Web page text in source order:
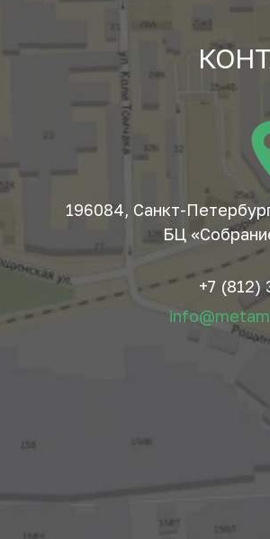
+7 (812)
196084, Санкт-
БЦ